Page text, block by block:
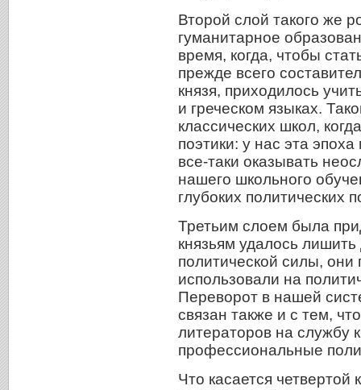
Второй слой такого же
гуманитарное
время, когда, чтобы
прежде всего
князя, приходилось
и греческом языках.
классических школ,
поэтики: у нас эта
все-таки оказывать
нашего школьного
глубоких политических
Третьим слоем была
князьям удалось
политической силы, они
использовали на
Переворот в нашей
связан также и с тем,
литераторов на службу
профессиональные
Что касается четвертой